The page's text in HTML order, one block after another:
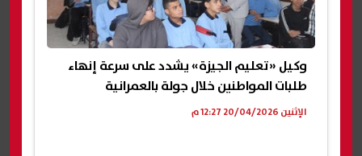
وكيل «تعليم الجيزة» يشدد على سرعة إنهاء
طلبات المواطنين خلال جولة بالعمرانية
الإثنين 20/04/2026 12:27 م